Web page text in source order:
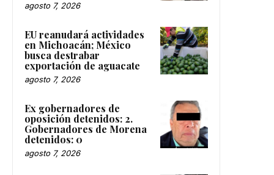
agosto 7, 2026
EU reanudará actividades
en Michoacán; México
busca destrabar
exportación de aguacate
agosto 7, 2026
Ex gobernadores de
oposición detenidos: 2.
Gobernadores de Morena
detenidos: 0
agosto 7, 2026